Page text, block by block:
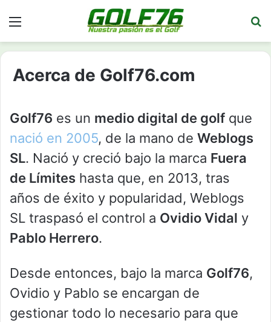
Menú
Acerca de Golf76.com
Golf76 es un medio digital de golf que
nació en 2005, de la mano de Weblogs
SL. Nació y creció bajo la marca Fuera
de Límites hasta que, en 2013, tras
años de éxito y popularidad, Weblogs
SL traspasó el control a Ovidio Vidal y
Pablo Herrero.
Desde entonces, bajo la marca Golf76,
Ovidio y Pablo se encargan de
gestionar todo lo necesario para que